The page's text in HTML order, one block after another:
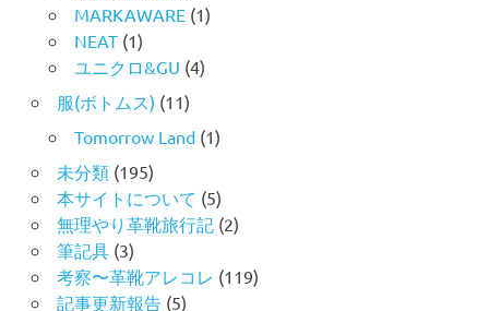
MARKAWARE(1)
NEAT(1)
ユニクロ&GU (4)
服(ボトムス) (11)
Tomorrow Land(1)
未分類(195)
本サイトについて (5)
無理やり革靴旅行記 (2)
筆記具(3)
考察〜革靴アレコレ (119)
記事更新報告(5)